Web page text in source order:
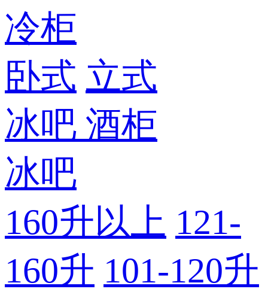
冷柜
卧式 立式
冰吧 酒柜
冰吧
160升以上 121-
160升 101-120升